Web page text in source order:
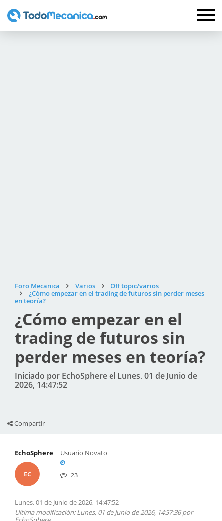
Foro Mecánica Varios
Off topic/varios
¿Cómo empezar en el trading de futuros sin perder meses
en teoría?
¿Cómo empezar en el
trading de futuros sin
perder meses en teoría?
Iniciado por EchoSphere el Lunes, 01 de Junio de
2026, 14:47:52
Compartir
EchoSphere
EC
Usuario Novato
23
Lunes, 01 de Junio de 2026, 14:47:52
Ultima modificación: Lunes, 01 de Junio de 2026, 14:57:36 por